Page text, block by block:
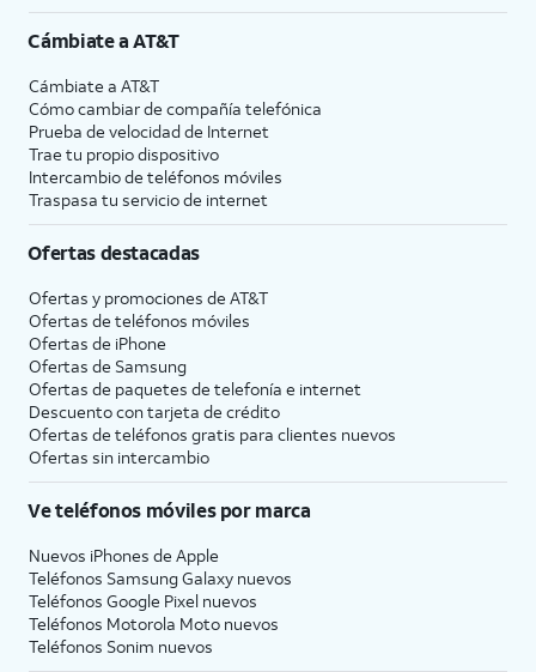
Cámbiate aAT&T
Cámbiate a AT&T
Cómo cambiar de compañía telefónica
Prueba de velocidad de Internet
Trae tu propio dispositivo
Intercambio de teléfonos móviles
Traspasa tu servicio de internet
Ofertas destacadas
Ofertas y promociones de AT&T
Ofertas de teléfonos móviles
Ofertas de iPhone
Ofertas de Samsung
Ofertas de paquetes de telefonía e internet
Descuento con tarjeta de crédito
Ofertas de teléfonos gratis para clientes nuevos
Ofertas sin intercambio
Ve teléfonos móviles por marca
Nuevos iPhones de Apple
Teléfonos Samsung Galaxy nuevos
Teléfonos Google Pixel nuevos
Teléfonos Motorola Moto nuevos
Teléfonos Sonim nuevos